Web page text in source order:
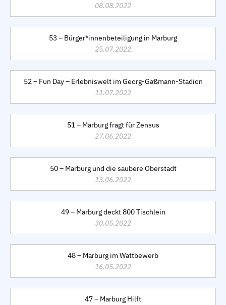
08.08.2022
53 – Bürger*innenbeteiligung in Marburg
25.07.2022
52 – Fun Day – Erlebniswelt im Georg-Gaßmann-Stadion
11.07.2022
51 – Marburg fragt für Zensus
27.06.2022
50 – Marburg und die saubere Oberstadt
13.06.2022
49 – Marburg deckt 800 Tischlein
30.05.2022
48 – Marburg im Wattbewerb
16.05.2022
47 – Marburg Hilft